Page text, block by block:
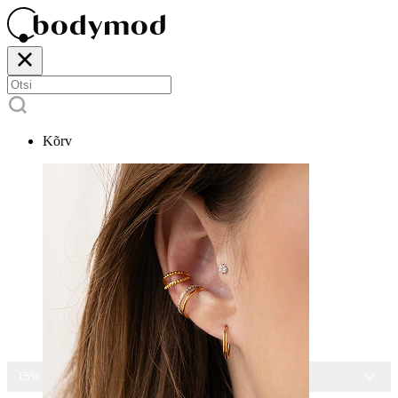
Kõrv
15% ALLA KÕIGILT EHETELT